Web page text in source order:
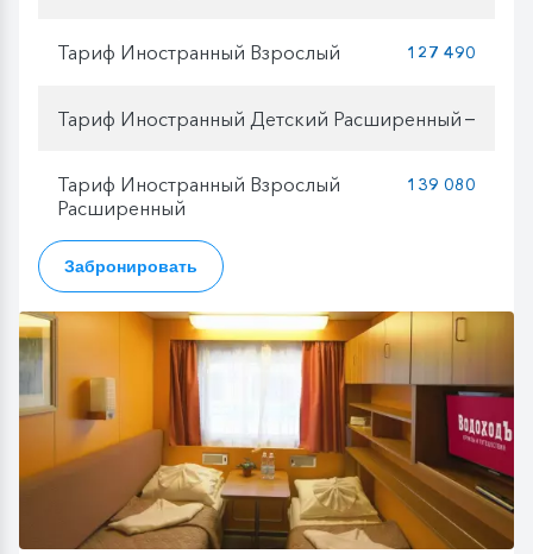
Тариф Иностранный Взрослый 127 490
Тариф Иностранный Детский Расширенный —
Тариф Иностранный Взрослый
Расширенный
139 080
Забронировать